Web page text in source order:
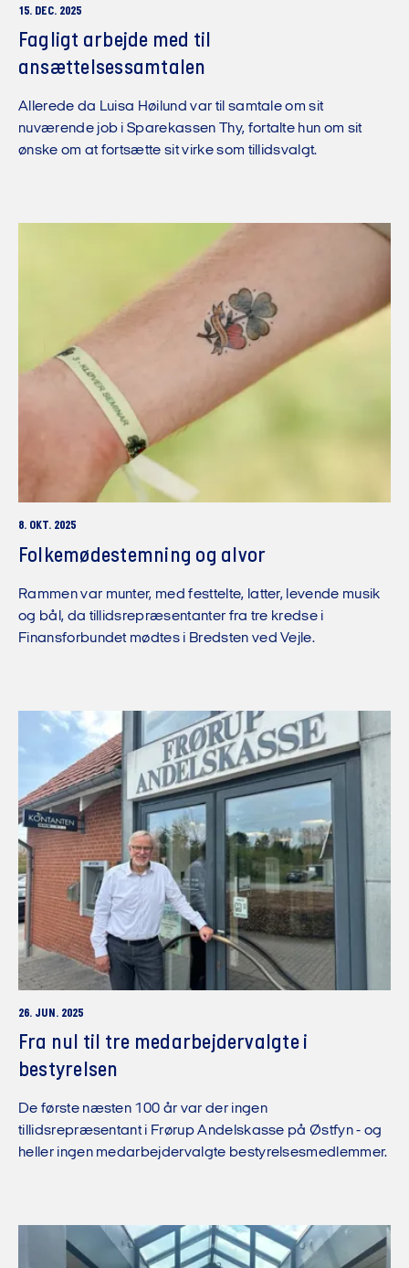
15. DEC. 2025
Fagligt arbejde med til
ansættelsessamtalen
Allerede da Luisa Høilund var til samtale om sit
nuværende job i Sparekassen Thy, fortalte hun om sit
ønske om at fortsætte sit virke som tillidsvalgt.
8. OKT. 2025
Folkemødestemning og alvor
Rammen var munter, med festtelte, latter, levende musik
og bål, da tillidsrepræsentanter fra tre kredse i
Finansforbundet mødtes i Bredsten ved Vejle.
26. JUN. 2025
Fra nul til tre medarbejdervalgte i
bestyrelsen
De første næsten 100 år var der ingen
tillidsrepræsentant i Frørup Andelskasse på Østfyn - og
heller ingen medarbejdervalgte bestyrelsesmedlemmer.